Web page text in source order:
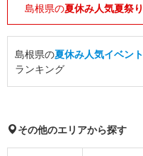
島根県の夏休み人気夏祭り
島根県の夏休み人気イベント
ランキング
その他のエリアから探す